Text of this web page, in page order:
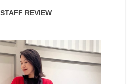
STAFF REVIEW